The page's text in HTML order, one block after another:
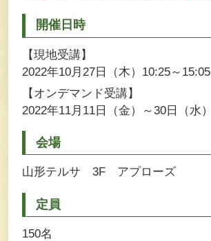
開催日時
【現地受講】
2022年10月27日（木）10:25～15:05
【オンデマンド受講】
2022年11月11日（金）～30日（水）
会場
山形テルサ 3F アプローズ
定員
150名